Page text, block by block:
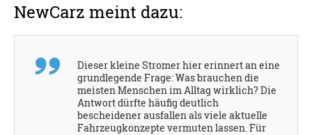
NewCarz meint dazu:
Dieser kleine Stromer hier erinnert an eine
grundlegende Frage: Was brauchen die
meisten Menschen im Alltag wirklich? Die
Antwort dürfte häufig deutlich
bescheidener ausfallen als viele aktuelle
Fahrzeugkonzepte vermuten lassen. Für